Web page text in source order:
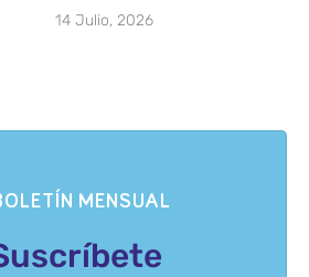
14 Julio, 2026
MENSUAL